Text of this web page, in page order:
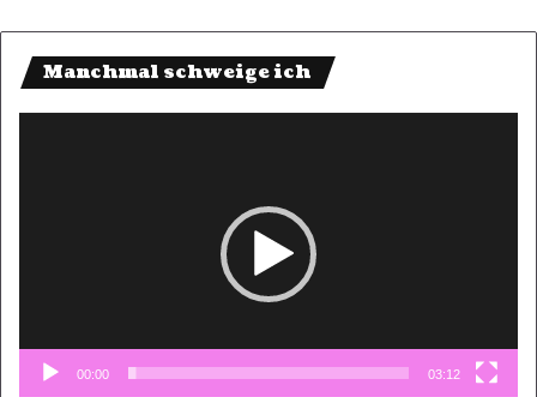
Manchmal schweige ich
00:00 03:12